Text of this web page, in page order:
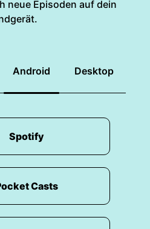
neue Episoden auf dein
Android Desktop
Spotify
Casts